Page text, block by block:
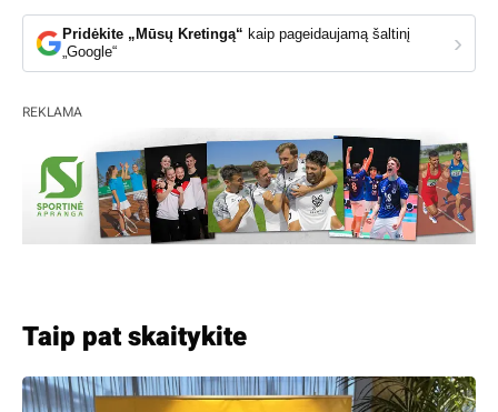
Pridėkite „Mūsų Kretingą“ kaip pageidaujamą šaltinį
„Google“
›
REKLAMA
Taip pat skaitykite